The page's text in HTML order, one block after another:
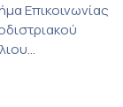
Επικοινωνίας